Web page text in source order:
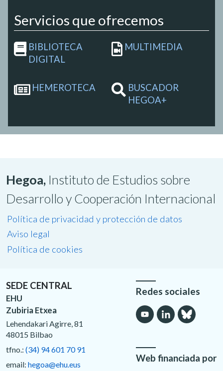
Servicios que ofrecemos
BIBLIOTECA
DIGITAL
MULTIMEDIA
HEMEROTECA
BUSCADOR
HEGOA+
Hegoa, Instituto de Estudios sobre
Desarrollo y Cooperación Internacional
Política de privacidad y protección de datos
Aviso legal
Política de cookies
SEDE CENTRAL
EHU
Zubiria Etxea
Lehendakari Agirre, 81
48015 Bilbao
tfno.: (34) 94 601 70 91
email: hegoa@ehu.eus
Redes sociales
Web financiada por